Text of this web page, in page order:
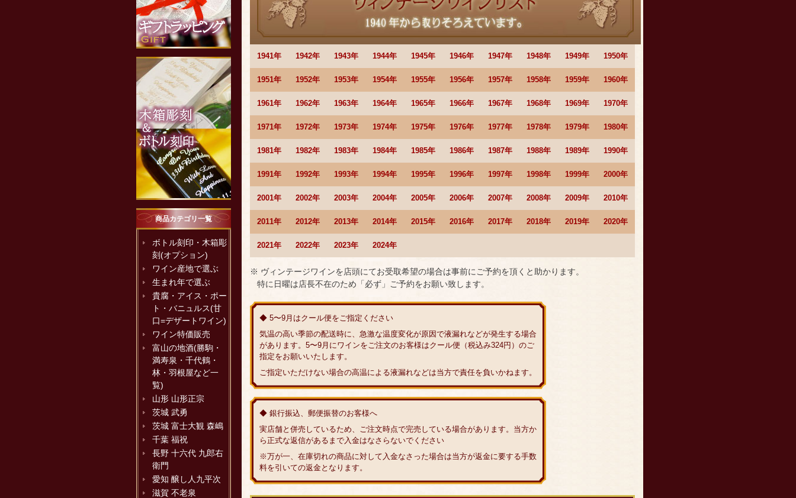
商品カテゴリ一覧
ボトル刻印・木箱彫
刻(オプション)
ワイン産地で選ぶ
生まれ年で選ぶ
貴腐・アイス・ポー
ト・バニュルス(甘
口=デザートワイン)
ワイン特価販売
富山の地酒(勝駒・
満寿泉・千代鶴・
林・羽根屋など一
覧)
山形 山形正宗
茨城 武勇
茨城 富士大観 森嶋
千葉 福祝
長野 十六代 九郎右
衛門
愛知 醸し人九平次
滋賀 不老泉
1941年 1942年 1943年 1944年 1945年 1946年 1947年 1948年 1949年 1950年
1951年 1952年 1953年 1954年 1955年 1956年 1957年 1958年 1959年 1960年
1961年 1962年 1963年 1964年 1965年 1966年 1967年 1968年 1969年 1970年
1971年 1972年 1973年 1974年 1975年 1976年 1977年 1978年 1979年 1980年
1981年 1982年 1983年 1984年 1985年 1986年 1987年 1988年 1989年 1990年
1991年 1992年 1993年 1994年 1995年 1996年 1997年 1998年 1999年 2000年
2001年 2002年 2003年 2004年 2005年 2006年 2007年 2008年 2009年 2010年
2011年 2012年 2013年 2014年 2015年 2016年 2017年 2018年 2019年 2020年
2021年 2022年 2023年 2024年
※ ヴィンテージワインを店頭にてお受取希望の場合は事前にご予約を頂くと助かります。
特に日曜は店長不在のため「必ず」ご予約をお願い致します。
◆ 5〜9月はクール便をご指定ください
気温の高い季節の配送時に、急激な温度変化が原因で液漏れなどが発生する場合
があります。5〜9月にワインをご注文のお客様はクール便（税込み324円）のご
指定をお願いいたします。
ご指定いただけない場合の高温による液漏れなどは当方で責任を負いかねます。
◆ 銀行振込、郵便振替のお客様へ
実店舗と併売しているため、ご注文時点で完売している場合があります。当方か
ら正式な返信があるまで入金はなさらないでください
※万が一、在庫切れの商品に対して入金なさった場合は当方が返金に要する手数
料を引いての返金となります。